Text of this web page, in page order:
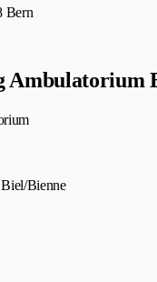
Bern
Ambulatorium
Bienne